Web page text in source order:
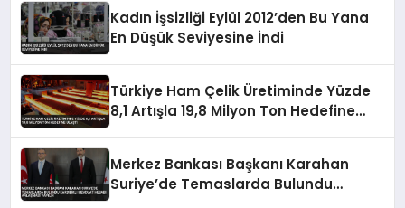
Kadın İşsizliği Eylül 2012’den Bu Yana
En Düşük Seviyesine İndi
Türkiye Ham Çelik Üretiminde Yüzde
8,1 Artışla 19,8 Milyon Ton Hedefine
Merkez Bankası Başkanı Karahan
Suriye’de Temaslarda Bulundu